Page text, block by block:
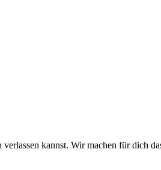
kannst. Wir machen für dich